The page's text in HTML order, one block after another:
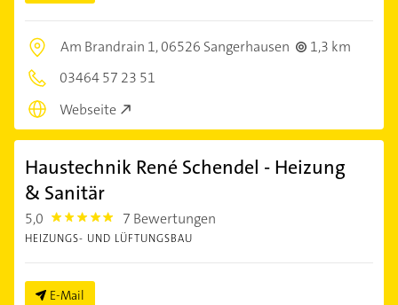
Am Brandrain 1,06526 Sangerhausen
1,3 km
03464 57 23 51
Webseite
Haustechnik René Schendel - Heizung
& Sanitär
5,0 5.0 7 Bewertungen
HEIZUNGS- UND LÜFTUNGSBAU
E-Mail